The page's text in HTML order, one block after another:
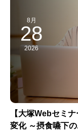
8月
28
2026
【大塚Webセミ
変化 ～摂食嚥下の